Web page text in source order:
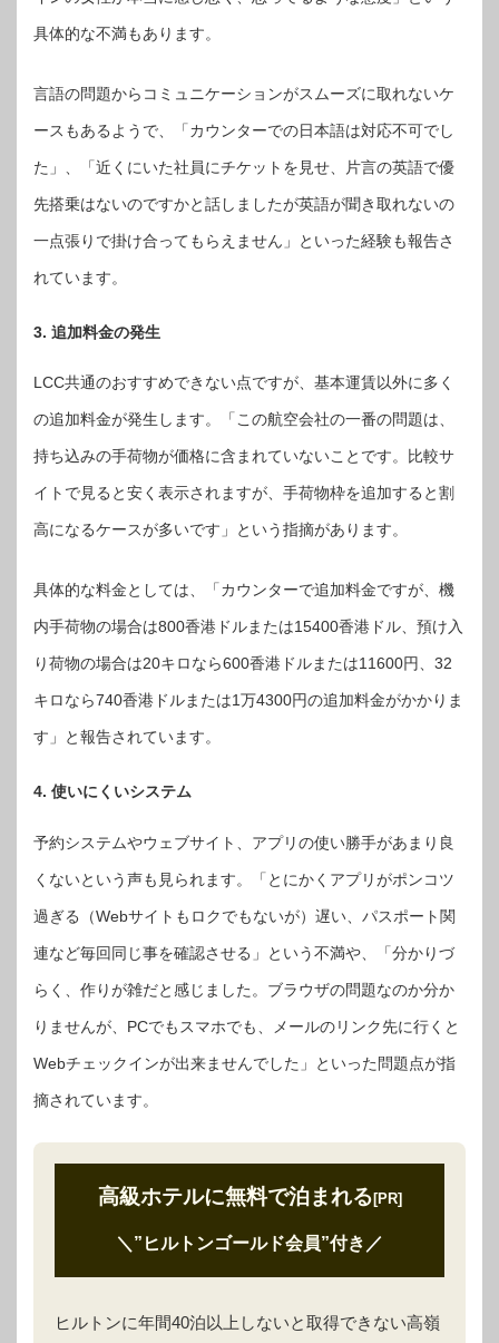
具体的な不満もあります。
言語の問題からコミュニケーションがスムーズに取れないケ
ースもあるようで、「カウンターでの日本語は対応不可でし
た」、「近くにいた社員にチケットを見せ、片言の英語で優
先搭乗はないのですかと話しましたが英語が聞き取れないの
一点張りで掛け合ってもらえません」といった経験も報告さ
れています。
3. 追加料金の発生
LCC共通のおすすめできない点ですが、基本運賃以外に多く
の追加料金が発生します。「この航空会社の一番の問題は、
持ち込みの手荷物が価格に含まれていないことです。比較サ
イトで見ると安く表示されますが、手荷物枠を追加すると割
高になるケースが多いです」という指摘があります。
具体的な料金としては、「カウンターで追加料金ですが、機
内手荷物の場合は800香港ドルまたは15400香港ドル、預け入
り荷物の場合は20キロなら600香港ドルまたは11600円、32
キロなら740香港ドルまたは1万4300円の追加料金がかかりま
す」と報告されています。
4. 使いにくいシステム
予約システムやウェブサイト、アプリの使い勝手があまり良
くないという声も見られます。「とにかくアプリがポンコツ
過ぎる（Webサイトもロクでもないが）遅い、パスポート関
連など毎回同じ事を確認させる」という不満や、「分かりづ
らく、作りが雑だと感じました。ブラウザの問題なのか分か
りませんが、PCでもスマホでも、メールのリンク先に行くと
Webチェックインが出来ませんでした」といった問題点が指
摘されています。
高級ホテルに無料で泊まれる [PR]
＼”ヒルトンゴールド会員”付き ／
ヒルトンに年間40泊以上しないと取得できない高嶺